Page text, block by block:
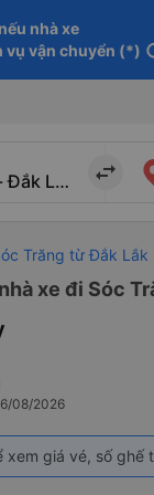
nhà xe
vụ vận chuyển (*)
import_export
Trăng từ Đắk Lắk
xe đi Sóc
08/2026
xem giá vé, số